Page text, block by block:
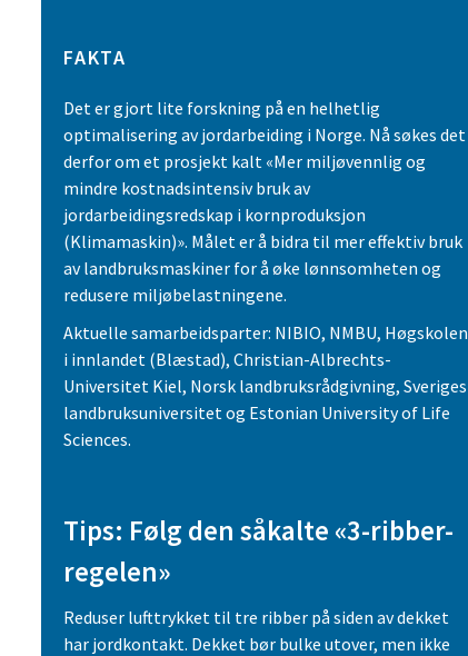
FAKTA
Det er gjort lite forskning på en helhetlig
optimalisering av jordarbeiding i Norge. Nå søkes det
derfor om et prosjekt kalt «Mer miljøvennlig og
mindre kostnadsintensiv bruk av
jordarbeidingsredskap i kornproduksjon
(Klimamaskin)». Målet er å bidra til mer effektiv bruk
av landbruksmaskiner for å øke lønnsomheten og
redusere miljøbelastningene.
Aktuelle samarbeidsparter: NIBIO, NMBU, Høgskolen
i innlandet (Blæstad), Christian-Albrechts-
Universitet Kiel, Norsk landbruksrådgivning, Sveriges
landbruksuniversitet og Estonian University of Life
Sciences.
Tips: Følg den såkalte «3-ribber-
regelen»
Reduser lufttrykket til tre ribber på siden av dekket
har jordkontakt. Dekket bør bulke utover, men ikke